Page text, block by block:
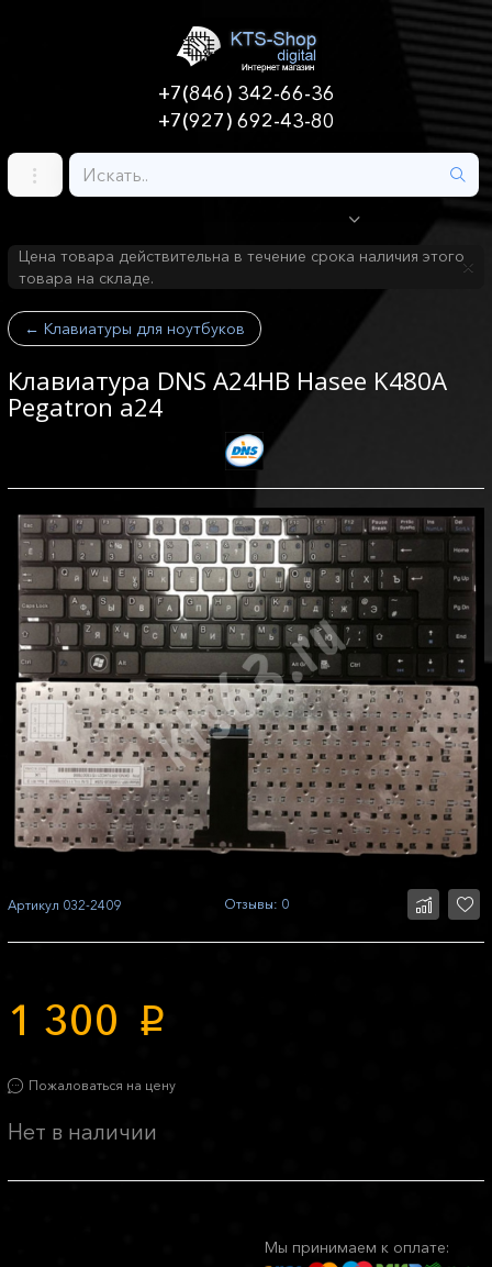
+7(846) 342-66-36
+7(927) 692-43-80
Цена товара действительна в течение срока наличия этого
товара на складе.
← Клавиатуры для ноутбуков
Клавиатура DNS A24HB Hasee K480A
Pegatron a24
Артикул 032-2409 Отзывы: 0
1 300 p
Пожаловаться на цену
Нет в наличии
Мы принимаем к оплате: